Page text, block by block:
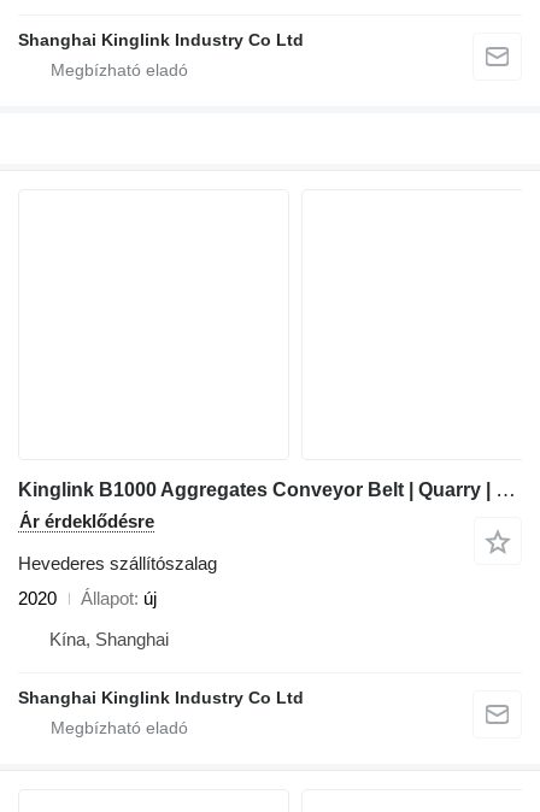
Shanghai Kinglink Industry Co Ltd
Kinglink B1000 Aggregates Conveyor Belt | Quarry | Stones | Mineral Sands
Ár érdeklődésre
Hevederes szállítószalag
2020
Állapot új
Kína, Shanghai
Shanghai Kinglink Industry Co Ltd